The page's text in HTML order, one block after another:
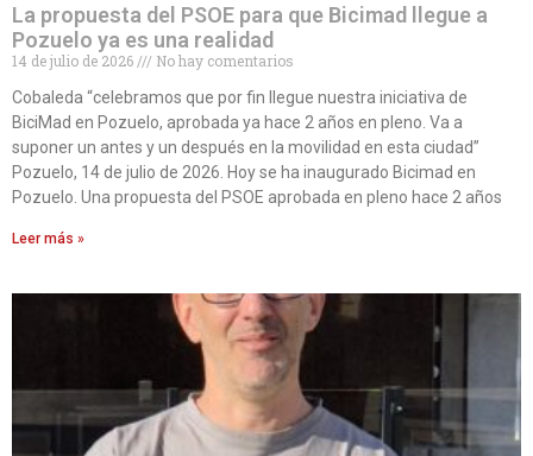
La propuesta del PSOE para que Bicimad llegue a
Pozuelo ya es una realidad
14 de julio de 2026
No hay comentarios
Cobaleda “celebramos que por fin llegue nuestra iniciativa de
BiciMad en Pozuelo, aprobada ya hace 2 años en pleno. Va a
suponer un antes y un después en la movilidad en esta ciudad”
Pozuelo, 14 de julio de 2026. Hoy se ha inaugurado Bicimad en
Pozuelo. Una propuesta del PSOE aprobada en pleno hace 2 años
Leer más »